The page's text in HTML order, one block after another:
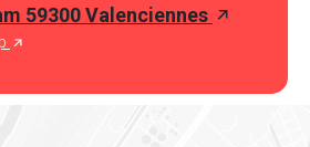
59300 Valenciennes